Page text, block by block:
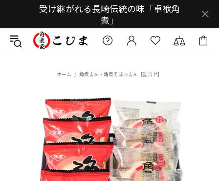
受け継がれる長崎伝統の味「卓袱角
煮」
ホーム 角煮まん・角煮そぼろまん【詰合せ】